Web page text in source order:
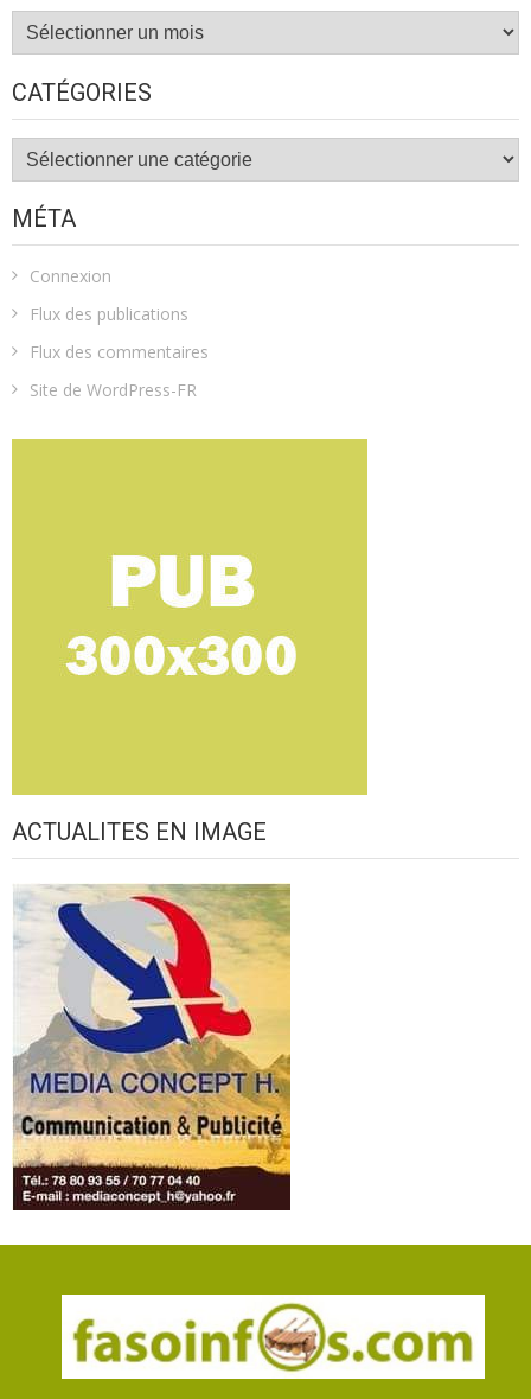
Archives
CATÉGORIES
Catégories
MÉTA
Connexion
Flux des publications
Flux des commentaires
Site de WordPress-FR
ACTUALITES EN IMAGE